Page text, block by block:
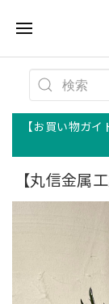
【お買い物ガ
【丸信金属